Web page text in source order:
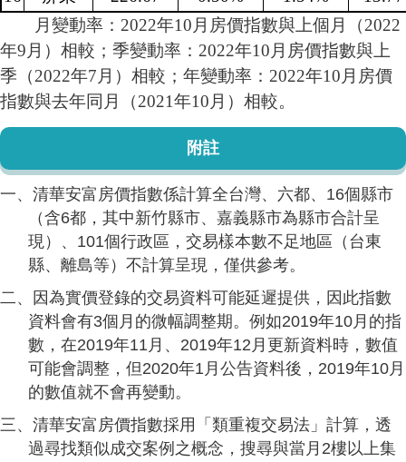
月變動率：2022年10月房價指數與上個月（2022
年9月）相較；季變動率：2022年10月房價指數與上
季（2022年7月）相較；年變動率：2022年10月房價
指數與去年同月（2021年10月）相較。
附註
一、清華安富房價指數係計算全台灣、六都、16個縣市
（含6都，其中新竹縣市、嘉義縣市為縣市合計呈
現）、101個行政區，交易樣本數不足地區（台東
縣、離島等）不計算呈現，僅供參考。
二、因為實價登錄的交易資料可能延遲提供，因此指數
資料會有3個月的微幅調整期。例如2019年10月的指
數，在2019年11月、2019年12月更新資料時，數值
可能會調整，但2020年1月公告資料後，2019年10月
的數值就不會再變動。
三、清華安富房價指數採用「類重複交易法」計算，透
過尋找類似成交案例之概念，搜尋與當月2樓以上集